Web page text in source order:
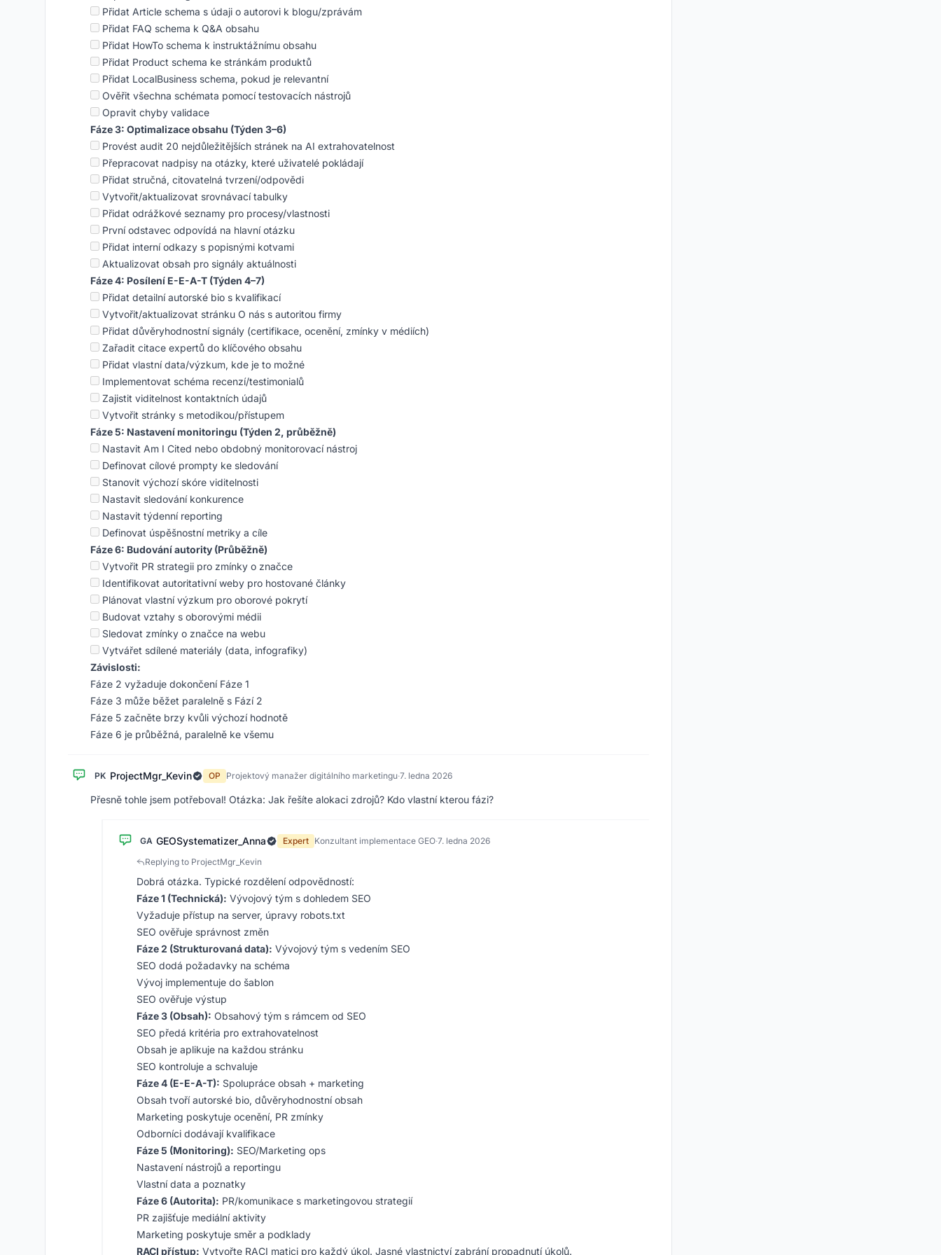
Přidat Article schema s údaji o autorovi k blogu/zprávám
Přidat FAQ schema k Q&A obsahu
Přidat HowTo schema k instruktážnímu obsahu
Přidat Product schema ke stránkám produktů
Přidat LocalBusiness schema, pokud je relevantní
Ověřit všechna schémata pomocí testovacích nástrojů
Opravit chyby validace
Fáze 3: Optimalizace obsahu (Týden 3–6)
Provést audit 20 nejdůležitějších stránek na AI extrahovatelnost
Přepracovat nadpisy na otázky, které uživatelé pokládají
Přidat stručná, citovatelná tvrzení/odpovědi
Vytvořit/aktualizovat srovnávací tabulky
Přidat odrážkové seznamy pro procesy/vlastnosti
První odstavec odpovídá na hlavní otázku
Přidat interní odkazy s popisnými kotvami
Aktualizovat obsah pro signály aktuálnosti
Fáze 4: Posílení E-E-A-T (Týden 4–7)
Přidat detailní autorské bio s kvalifikací
Vytvořit/aktualizovat stránku O nás s autoritou firmy
Přidat důvěryhodnostní signály (certifikace, ocenění, zmínky v médiích)
Zařadit citace expertů do klíčového obsahu
Přidat vlastní data/výzkum, kde je to možné
Implementovat schéma recenzí/testimonialů
Zajistit viditelnost kontaktních údajů
Vytvořit stránky s metodikou/přístupem
Fáze 5: Nastavení monitoringu (Týden 2, průběžně)
Nastavit Am I Cited nebo obdobný monitorovací nástroj
Definovat cílové prompty ke sledování
Stanovit výchozí skóre viditelnosti
Nastavit sledování konkurence
Nastavit týdenní reporting
Definovat úspěšnostní metriky a cíle
Fáze 6: Budování autority (Průběžně)
Vytvořit PR strategii pro zmínky o značce
Identifikovat autoritativní weby pro hostované články
Plánovat vlastní výzkum pro oborové pokrytí
Budovat vztahy s oborovými médii
Sledovat zmínky o značce na webu
Vytvářet sdílené materiály (data, infografiky)
Závislosti:
Fáze 2 vyžaduje dokončení Fáze 1
Fáze 3 může běžet paralelně s Fází 2
Fáze 5 začněte brzy kvůli výchozí hodnotě
Fáze 6 je průběžná, paralelně ke všemu
PK ProjectMgr_Kevin OP Projektový manažer digitálního marketingu·7. ledna 2026
Přesně tohle jsem potřeboval! Otázka: Jak řešíte alokaci zdrojů? Kdo vlastní kterou fázi?
GA GEOSystematizer_Anna Expert Konzultant implementace GEO·7. ledna 2026
Replying to ProjectMgr_Kevin
Dobrá otázka. Typické rozdělení odpovědností:
Fáze 1 (Technická): Vývojový tým s dohledem SEO
Vyžaduje přístup na server, úpravy robots.txt
SEO ověřuje správnost změn
Fáze 2 (Strukturovaná data): Vývojový tým s vedením SEO
SEO dodá požadavky na schéma
Vývoj implementuje do šablon
SEO ověřuje výstup
Fáze 3 (Obsah): Obsahový tým s rámcem od SEO
SEO předá kritéria pro extrahovatelnost
Obsah je aplikuje na každou stránku
SEO kontroluje a schvaluje
Fáze 4 (E-E-A-T): Spolupráce obsah + marketing
Obsah tvoří autorské bio, důvěryhodnostní obsah
Marketing poskytuje ocenění, PR zmínky
Odborníci dodávají kvalifikace
Fáze 5 (Monitoring): SEO/Marketing ops
Nastavení nástrojů a reportingu
Vlastní data a poznatky
Fáze 6 (Autorita): PR/komunikace s marketingovou strategií
PR zajišťuje mediální aktivity
Marketing poskytuje směr a podklady
RACI přístup: Vytvořte RACI matici pro každý úkol. Jasné vlastnictví zabrání propadnutí úkolů.